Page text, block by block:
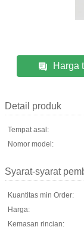
Harga
Detail produk
Tempat asal:
Nomor model:
Syarat-syarat
Kuantitas min Order:
Harga:
Kemasan rincian: